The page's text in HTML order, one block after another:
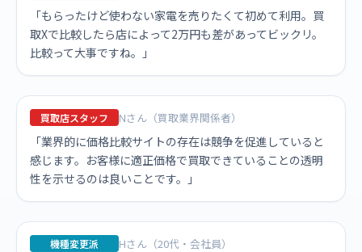
「もらったけど使わない家電を売りたくて初めて利用。買
取Xで比較したら店によって2万円も差があってビックリ。
比較って大事ですね。」
買取店スタッフ Nさん（買取業界関係者）
「業界的に価格比較サイトの存在は競争を促進していると
感じます。お客様に適正価格で買取できていることの透明
性を示せるのは良いことです。」
機種変更派 Hさん（20代・会社員）